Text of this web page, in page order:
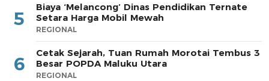
5
Biaya ‘Melancong’ Dinas Pendidikan Ternate
Setara Harga Mobil Mewah
REGIONAL
6
Cetak Sejarah, Tuan Rumah Morotai Tembus 3
Besar POPDA Maluku Utara
REGIONAL